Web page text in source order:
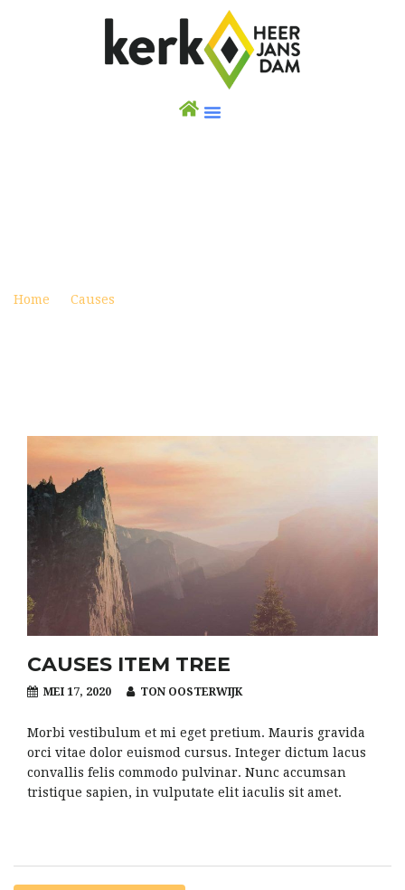
Home Causes
CAUSES ITEM TREE
MEI 17, 2020 TON OOSTERWIJK
Morbi vestibulum et mi eget pretium. Mauris gravida
orci vitae dolor euismod cursus. Integer dictum lacus
convallis felis commodo pulvinar. Nunc accumsan
tristique sapien, in vulputate elit iaculis sit amet.